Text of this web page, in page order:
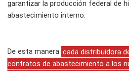
garantizar la producción federal de
abastecimiento interno.
De esta manera cada distribuidora
contratos de abastecimiento a los